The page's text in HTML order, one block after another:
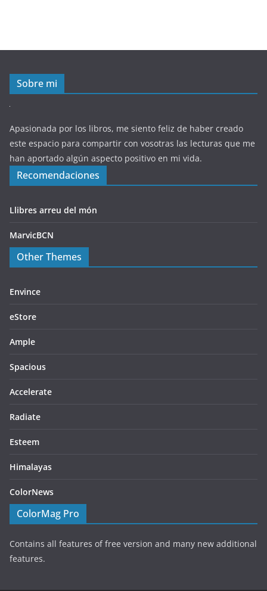
Sobre mi
Apasionada por los libros, me siento feliz de haber creado
este espacio para compartir con vosotras las lecturas que me
han aportado algún aspecto positivo en mi vida.
Recomendaciones
Llibres arreu del món
MarvicBCN
Other Themes
Envince
eStore
Ample
Spacious
Accelerate
Radiate
Esteem
Himalayas
ColorNews
ColorMag Pro
Contains all features of free version and many new additional
features.